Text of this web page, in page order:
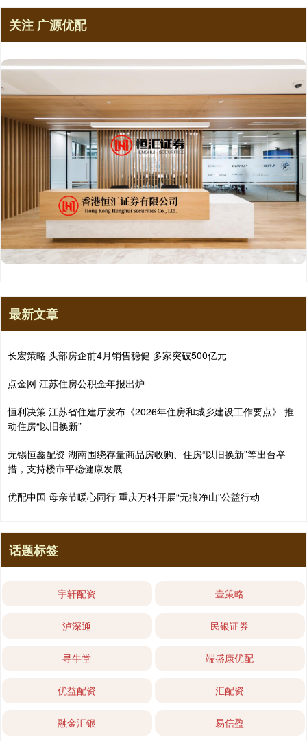
关注 广源优配
最新文章
长宏策略 头部房企前4月销售稳健 多家突破500亿元
点金网 江苏住房公积金年报出炉
恒利决策 江苏省住建厅发布《2026年住房和城乡建设工作要点》 推
动住房“以旧换新”
无锡恒鑫配资 湖南围绕存量商品房收购、住房“以旧换新”等出台举
措，支持楼市平稳健康发展
优配中国 母亲节暖心同行 重庆万科开展“无痕净山”公益行动
话题标签
宇轩配资 壹策略
泸深通 民银证券
寻牛堂 端盛康优配
优益配资 汇配资
融金汇银 易信盈